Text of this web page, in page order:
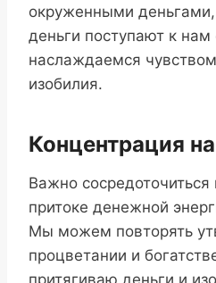
окруженными
деньги поступают к нам
наслаждаемся
изобилия.
Концентрация
Важно
притоке денежной
Мы можем повторять
процветании и
притягиваю деньги и